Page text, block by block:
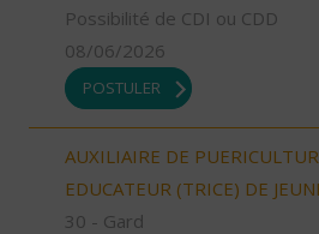
Possibilité de CDI ou CDD
08/06/2026
POSTULER
AUXILIAIRE DE
EDUCATEUR (TRICE) DE
30 - Gard